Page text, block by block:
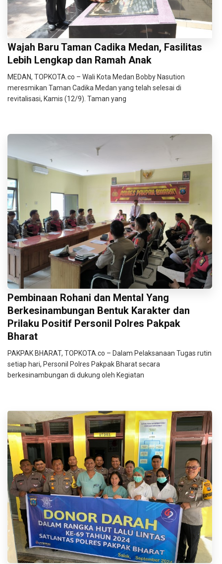
Wajah Baru Taman Cadika Medan, Fasilitas
Lebih Lengkap dan Ramah Anak
MEDAN, TOPKOTA.co – Wali Kota Medan Bobby Nasution
meresmikan Taman Cadika Medan yang telah selesai di
revitalisasi, Kamis (12/9). Taman yang
Pembinaan Rohani dan Mental Yang
Berkesinambungan Bentuk Karakter dan
Prilaku Positif Personil Polres Pakpak
Bharat
PAKPAK BHARAT, TOPKOTA.co – Dalam Pelaksanaan Tugas rutin
setiap hari, Personil Polres Pakpak Bharat secara
berkesinambungan di dukung oleh Kegiatan